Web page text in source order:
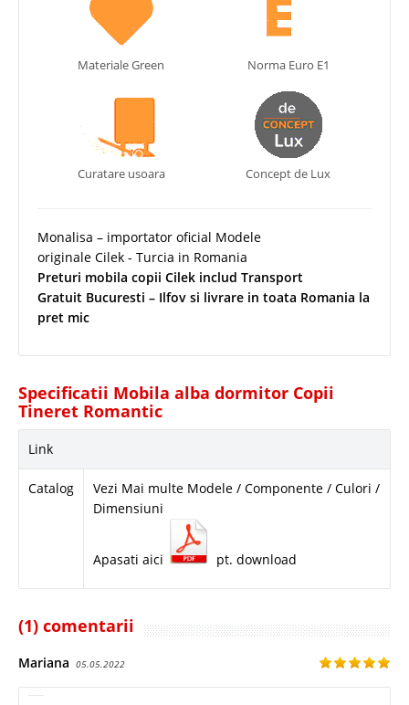
Materiale Green Norma Euro E1
Curatare usoara Concept de Lux
Monalisa – importator oficial Modele
originale Cilek - Turcia in Romania
Preturi mobila copii Cilek includ Transport
Gratuit Bucuresti – Ilfov si livrare in toata Romania la
pret mic
Specificatii Mobila alba dormitor Copii
Tineret Romantic
Link
Catalog
Vezi Mai multe Modele / Componente / Culori /
Dimensiuni
Apasati aici pt. download
(1) comentarii
Mariana 05.05.2022